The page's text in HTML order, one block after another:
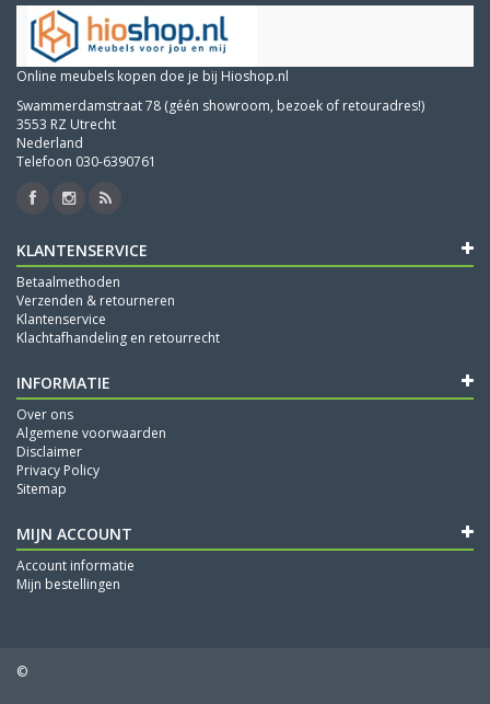
Online meubels kopen doe je bij Hioshop.nl
Swammerdamstraat 78 (géén showroom, bezoek of retouradres!)
3553 RZ Utrecht
Nederland
Telefoon 030-6390761
KLANTENSERVICE
Betaalmethoden
Verzenden & retourneren
Klantenservice
Klachtafhandeling en retourrecht
INFORMATIE
Over ons
Algemene voorwaarden
Disclaimer
Privacy Policy
Sitemap
MIJN ACCOUNT
Account informatie
Mijn bestellingen
©